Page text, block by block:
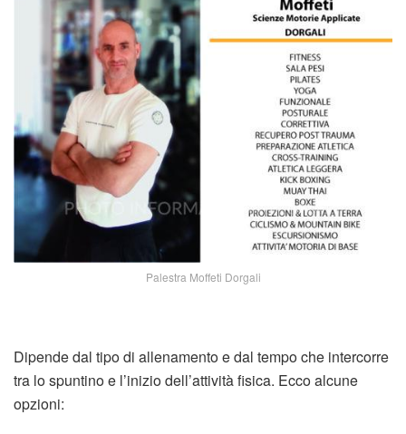
Palestra Moffeti Dorgali
Dipende dal tipo di allenamento e dal tempo che intercorre
tra lo spuntino e l’inizio dell’attività fisica. Ecco alcune
opzioni: